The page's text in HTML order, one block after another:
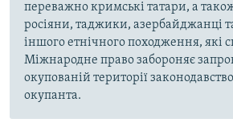
переважно кримські татари, а
росіяни, таджики, азербайджанці
іншого етнічного походження, які
Міжнародне право забороняє
окупованій території
окупанта.